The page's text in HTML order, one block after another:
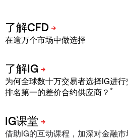
在逾万个市场中做选择
为何全球数十万交易者选择IG进
排名第一的差价合约供应商？ *
借助IG的互动课程，加深对金融